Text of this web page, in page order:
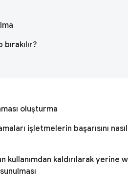
oluşturma
işletmelerin başarısını nasıl
kullanımdan kaldırılarak yerine